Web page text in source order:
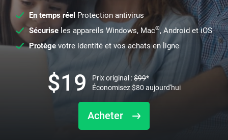
En temps réel Protection antivirus
Sécuriseles appareils Windows, Mac®, Android et iOS
Protège votre identité et vos achats en ligne
Acheter
$19 Prix original :$99*
Économisez$80 aujourd'hui